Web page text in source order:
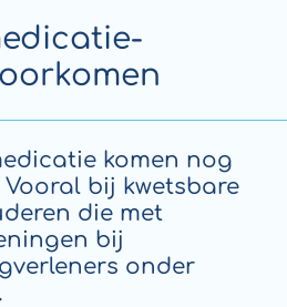
komen nog
bij kwetsbare
die met
bij
onder